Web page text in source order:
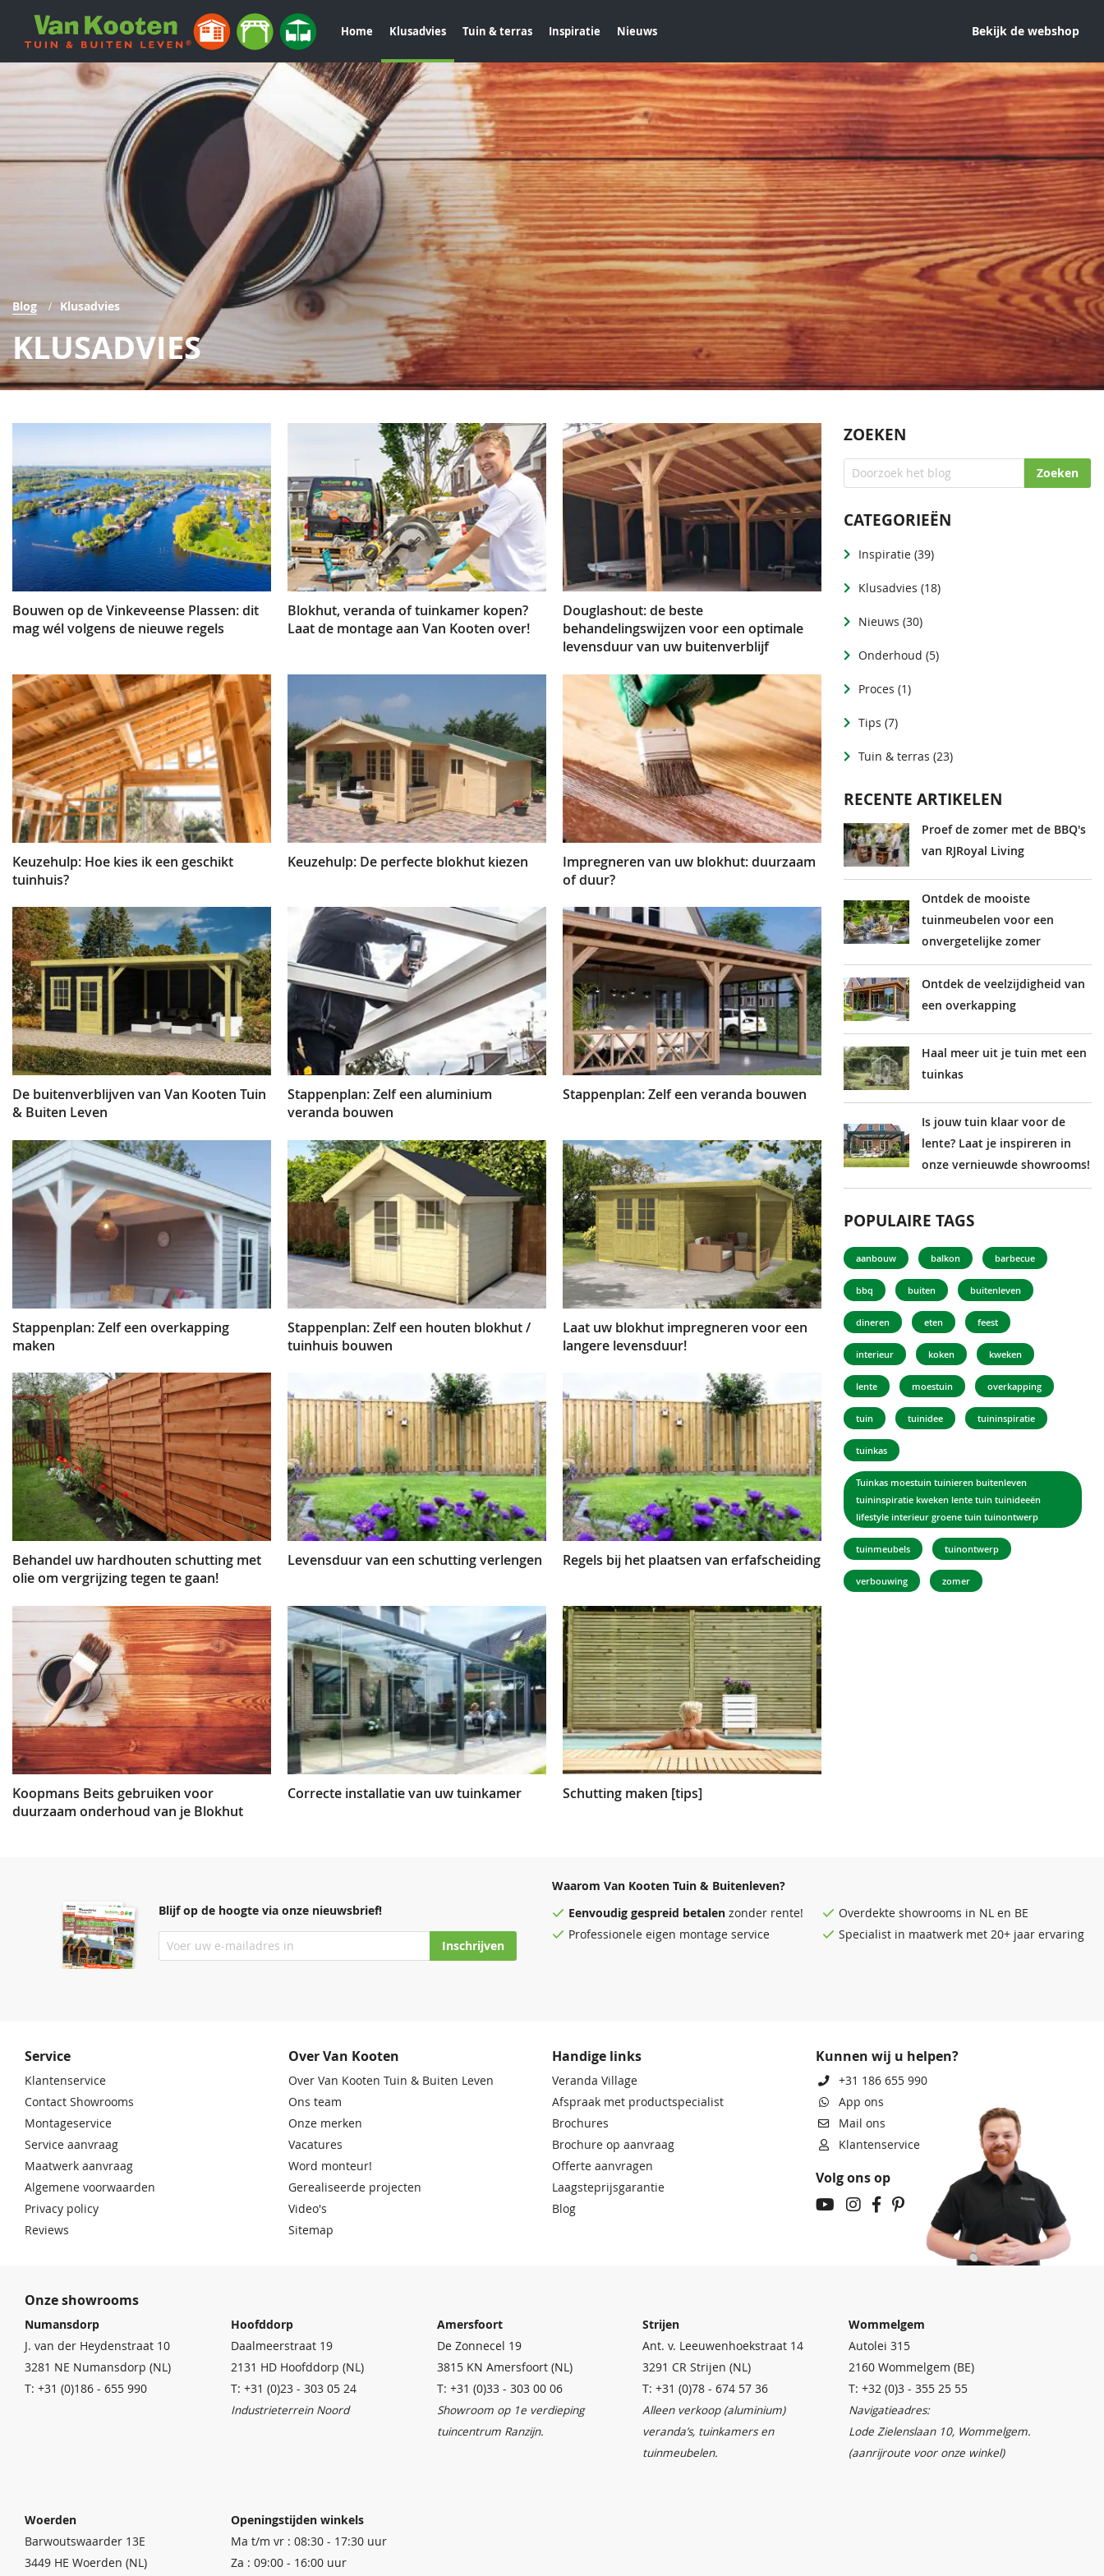
Home Klusadvies Tuin & terras Inspiratie Nieuws Bekijk de webshop
Blog Klusadvies
KLUSADVIES
Bouwen op de Vinkeveense Plassen: dit
mag wél volgens de nieuwe regels
Blokhut, veranda of tuinkamer kopen?
Laat de montage aan Van Kooten over!
Douglashout: de beste
behandelingswijzen voor een optimale
levensduur van uw buitenverblijf
Keuzehulp: Hoe kies ik een geschikt
tuinhuis?
Keuzehulp: De perfecte blokhut kiezen
Impregneren van uw blokhut: duurzaam
of duur?
De buitenverblijven van Van Kooten Tuin
& Buiten Leven
Stappenplan: Zelf een aluminium
veranda bouwen
Stappenplan: Zelf een veranda bouwen
Stappenplan: Zelf een overkapping
maken
Stappenplan: Zelf een houten blokhut /
tuinhuis bouwen
Laat uw blokhut impregneren voor een
langere levensduur!
Behandel uw hardhouten schutting met
olie om vergrijzing tegen te gaan!
Levensduur van een schutting verlengen Regels bij het plaatsen van erfafscheiding
Koopmans Beits gebruiken voor
duurzaam onderhoud van je Blokhut
Correcte installatie van uw tuinkamer Schutting maken [tips]
ZOEKEN
Zoeken
CATEGORIEËN
Inspiratie(39)
Klusadvies (18)
Nieuws (30)
Onderhoud (5)
Proces (1)
Tips (7)
Tuin & terras (23)
RECENTE ARTIKELEN
Proef de zomer met de BBQ's
van RJRoyal Living
Ontdek de mooiste
tuinmeubelen voor een
onvergetelijke zomer
Ontdek de veelzijdigheid van
een overkapping
Haal meer uit je tuin met een
tuinkas
Is jouw tuin klaar voor de
lente? Laat je inspireren in
onze vernieuwde showrooms!
POPULAIRE TAGS
aanbouw balkon barbecue
bbq buiten buitenleven
dineren eten feest
interieur koken kweken
lente moestuin overkapping
tuin tuinidee tuininspiratie
tuinkas
Tuinkas moestuin tuinieren buitenleven
tuininspiratie kweken lente tuin tuinideeën
lifestyle interieur groene tuin tuinontwerp
tuinmeubels tuinontwerp
verbouwing zomer
Blijf op de hoogte via onze nieuwsbrief!
Inschrijven
Waarom Van Kooten Tuin & Buitenleven?
Eenvoudig gespreid betalen zonder rente! Overdekte showrooms in NL en BE
Professionele eigen montage service
Specialist in maatwerk met 20+ jaar ervaring
Service
Klantenservice
Contact Showrooms
Montageservice
Service aanvraag
Maatwerk aanvraag
Algemene voorwaarden
Privacy policy
Reviews
Over Van Kooten
Over Van Kooten Tuin & Buiten Leven
Ons team
Onze merken
Vacatures
Word monteur!
Gerealiseerde projecten
Video's
Sitemap
Handige links
Veranda Village
Afspraak met productspecialist
Brochures
Brochure op aanvraag
Offerte aanvragen
Laagsteprijsgarantie
Blog
Kunnen wij u helpen?
+31 186 655 990
App ons
Mail ons
Klantenservice
Volg ons op
Onze showrooms
Numansdorp
J. van der Heydenstraat 10
3281 NE Numansdorp (NL)
T: +31 (0)186 - 655 990
Hoofddorp
Daalmeerstraat 19
2131 HD Hoofddorp (NL)
T: +31 (0)23 - 303 05 24
Industrieterrein Noord
Amersfoort
De Zonnecel 19
3815 KN Amersfoort (NL)
T: +31 (0)33 - 303 00 06
Showroom op 1e verdieping
tuincentrum Ranzijn.
Strijen
Ant. v. Leeuwenhoekstraat 14
3291 CR Strijen (NL)
T: +31 (0)78 - 674 57 36
Alleen verkoop (aluminium)
veranda’s, tuinkamers en
tuinmeubelen.
Wommelgem
Autolei 315
2160 Wommelgem (BE)
T: +32 (0)3 - 355 25 55
Navigatieadres:
Lode Zielenslaan 10, Wommelgem.
(aanrijroute voor onze winkel)
Woerden
Barwoutswaarder 13E
3449 HE Woerden (NL)
Openingstijden winkels
Ma t/m vr : 08:30 - 17:30 uur
Za : 09:00 - 16:00 uur